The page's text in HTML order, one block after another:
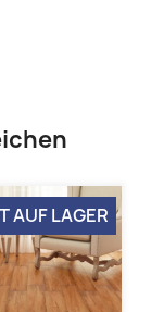
AUF LAGER